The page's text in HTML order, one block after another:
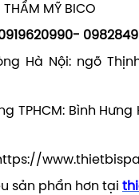
THẨM MỸ BICO
Hà Nội: ngõ
TPHCM: Bình Hưng
https://
sản phẩn hơn tại